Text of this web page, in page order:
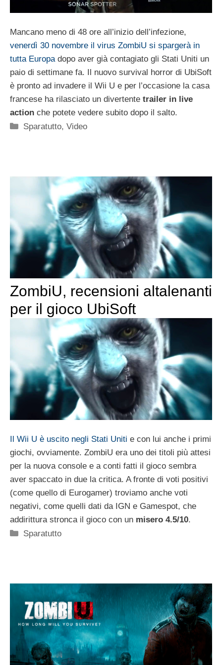
Mancano meno di 48 ore all’inizio dell’infezione,
venerdì 30 novembre il virus ZombiU si spargerà in
tutta Europadopo aver già contagiato gli Stati Uniti un
paio di settimane fa. Il nuovo survival horror di UbiSoft
è pronto ad invadere il Wii U e per l’occasione la casa
francese ha rilasciato un divertente trailer in live
action che potete vedere subito dopo il salto.
Categorie
Sparatutto,Video
ZombiU, recensioni altalenanti
per il gioco UbiSoft
Il Wii U è uscito negli Stati Uniti e con lui anche i primi
giochi, ovviamente. ZombiU era uno dei titoli più attesi
per la nuova console e a conti fatti il gioco sembra
aver spaccato in due la critica. A fronte di voti positivi
(come quello di Eurogamer) troviamo anche voti
negativi, come quelli dati da IGN e Gamespot, che
addirittura stronca il gioco con un misero 4.5/10.
Categorie
Sparatutto